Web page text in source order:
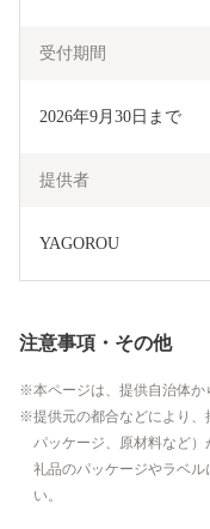
受付期間
2026年9月30日まで
提供者
YAGOROU
注意事項・その他
本ページは、提供自治体か
提供元の都合などにより、
パッケージ、原材料など
礼品のパッケージやラベ
い。